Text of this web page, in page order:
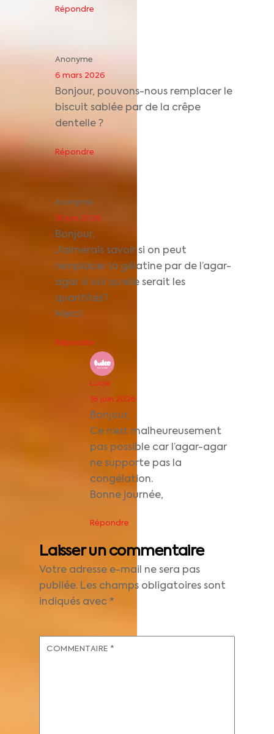
Répondre
Anonyme
6 mars 2026
Bonjour, pouvons-nous remplacer le
biscuit sablée par de la crêpe
dentelle ?
Répondre
Anonyme
16 juin 2026
Bonjour,
J’aimerais savoir si on peut
remplacer la gélatine par de l’agar-
agar si oui qu’elle serait les
quantités?
Merci
Répondre
Lucie
16 juin 2026
Bonjour,
Ce n’est malheureusement
pas possible car l’agar-agar
ne supporte pas la
congélation.
Bonne journée,
Répondre
Laisser un commentaire
Votre adresse e-mail ne sera pas
publiée. Les champs obligatoires sont
indiqués avec *
COMMENTAIRE *